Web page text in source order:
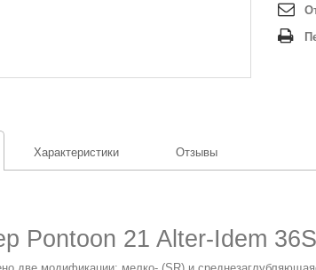
Характеристики Отзывы
Pontoon 21 Alter-Idem